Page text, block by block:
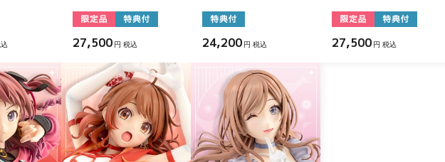
27,500 円 税込 24,200 円 税込 27,500 円 税込